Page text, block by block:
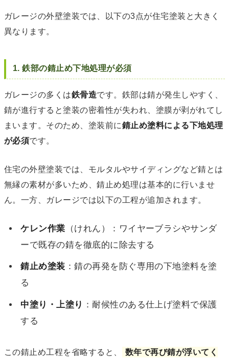
ガレージの外壁塗装では、以下の3点が住宅塗装と大きく
異なります。
1. 鉄部の錆止め下地処理が必須
ガレージの多くは鉄骨造です。鉄部は錆が発生しやすく、
錆が進行すると塗装の密着性が失われ、塗膜が剥がれてし
まいます。そのため、塗装前に錆止め塗料による下地処理
が必須です。
住宅の外壁塗装では、モルタルやサイディングなど錆とは
無縁の素材が多いため、錆止め処理は基本的に行いませ
ん。一方、ガレージでは以下の工程が追加されます。
ケレン作業 （けれん）：ワイヤーブラシやサンダ
ーで既存の錆を徹底的に除去する
錆止め塗装 ：錆の再発を防ぐ専用の下地塗料を塗
る
中塗り・上塗り ：耐候性のある仕上げ塗料で保護
する
この錆止め工程を省略すると、
数年で再び錆が浮いてく